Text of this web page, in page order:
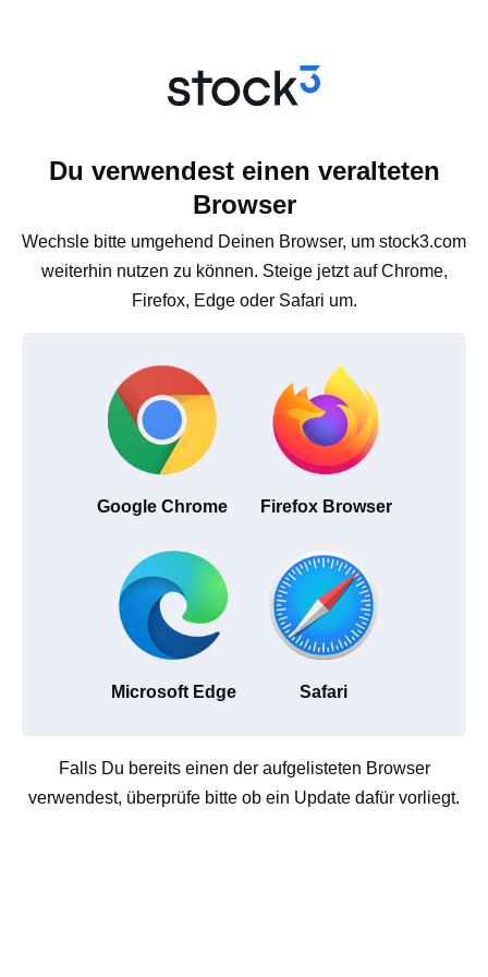
Du verwendest einen veralteten
Browser
Wechsle bitte umgehend Deinen Browser, um stock3.com
weiterhin nutzen zu können. Steige jetzt auf Chrome,
Firefox, Edge oder Safari um.
Google Chrome Firefox Browser
Microsoft Edge Safari
Falls Du bereits einen der aufgelisteten Browser
verwendest, überprüfe bitte ob ein Update dafür vorliegt.